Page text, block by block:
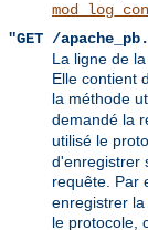
"GET /
La ligne de
Elle contient
la méthode
demandé la
utilisé le
d'enregistrer
requête. Par
enregistrer
le protocole,